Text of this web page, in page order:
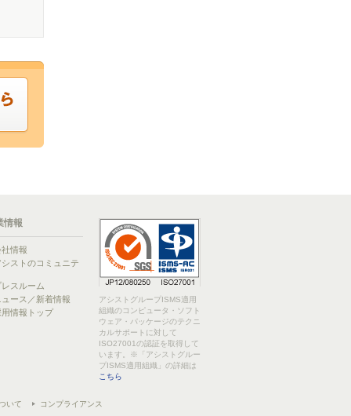
情報
社情報
シストのコミュニテ
レスルーム
ュース／新着情報
用情報トップ
アシストグループISMS適用
組織のコンピュータ・ソフト
ウェア・パッケージのテクニ
カルサポートに対して
ISO27001の認証を取得して
います。※「アシストグルー
プISMS適用組織」の詳細は
こちら
いて コンプライアンス